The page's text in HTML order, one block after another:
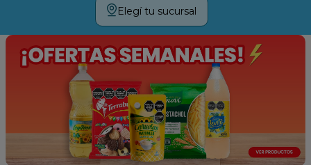
Elegí tu sucursal
Términos más buscados
yerba
galletitas